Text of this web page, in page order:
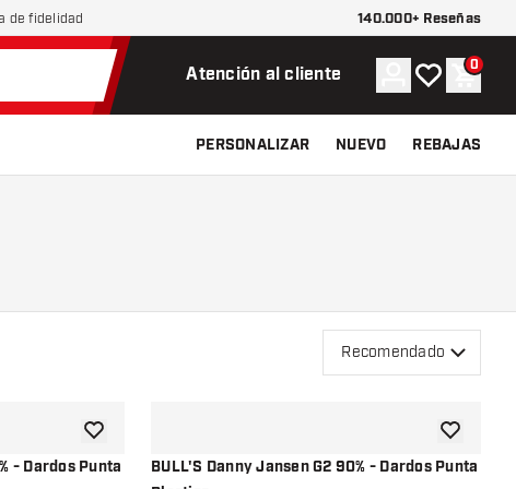
de fidelidad 140.000+ Reseñas
Atención al cliente Cuenta
Mi lista de
0
PERSONALIZAR NUEVO REBAJAS
Recomendado
- Dardos Punta
añadir a la lista de deseos
BULL'S Danny Jansen G2 90% - Dardos Punta
añadir a